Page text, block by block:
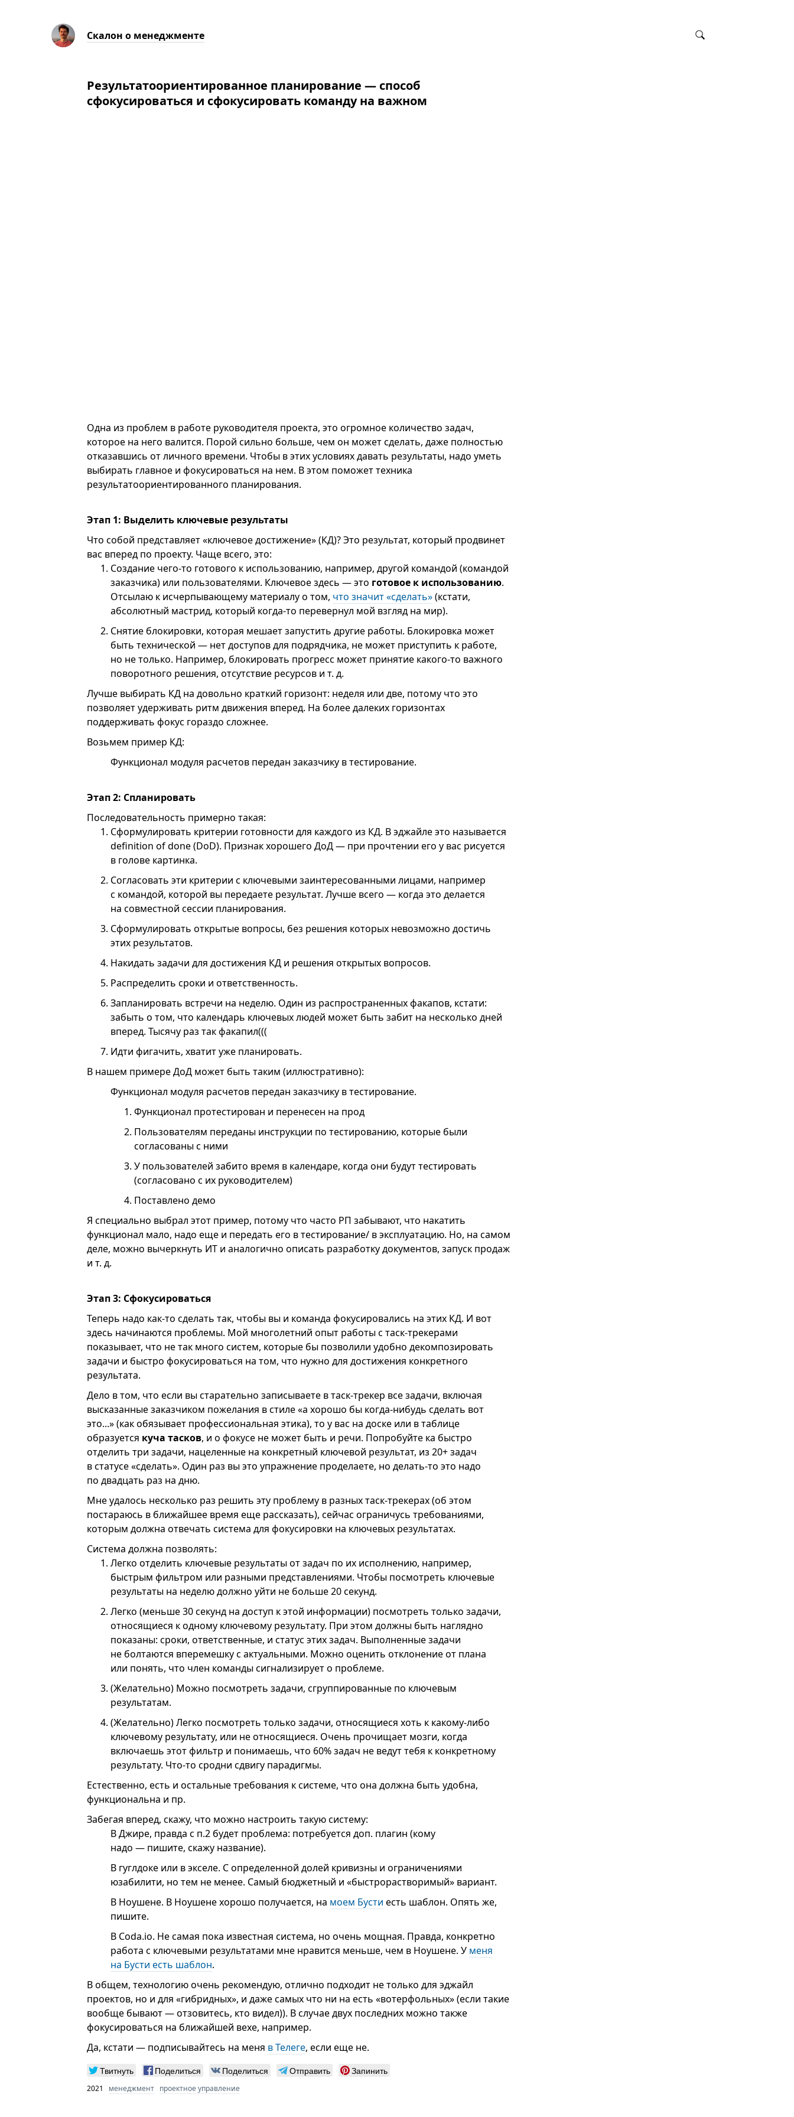
Скалон о менеджменте
Результатоориентированное планирование — способ
сфокусироваться и сфокусировать команду на важном
Одна из проблем в работе руководителя проекта, это огромное количество задач,
которое на него валится. Порой сильно больше, чем он может сделать, даже полностью
отказавшись от личного времени. Чтобы в этих условиях давать результаты, надо уметь
выбирать главное и фокусироваться на нем. В этом поможет техника
результатоориентированного планирования.
Этап 1: Выделить ключевые результаты
Что собой представляет «ключевое достижение» (КД)? Это результат, который продвинет
вас вперед по проекту. Чаще всего, это:
Создание чего-то готового к использованию, например, другой командой (командой
заказчика) или пользователями. Ключевое здесь — это готовое к использованию.
Отсылаю к исчерпывающему материалу о том, что значит «сделать»(кстати,
абсолютный мастрид, который когда-то перевернул мой взгляд на мир).
Снятие блокировки, которая мешает запустить другие работы. Блокировка может
быть технической — нет доступов для подрядчика, не может приступить к работе,
но не только. Например, блокировать прогресс может принятие какого-то важного
поворотного решения, отсутствие ресурсов и т. д.
Лучше выбирать КД на довольно краткий горизонт: неделя или две, потому что это
позволяет удерживать ритм движения вперед. На более далеких горизонтах
поддерживать фокус гораздо сложнее.
Возьмем пример КД:
Функционал модуля расчетов передан заказчику в тестирование.
Этап 2: Спланировать
Последовательность примерно такая:
Сформулировать критерии готовности для каждого из КД. В эджайле это называется
definition of done (DoD). Признак хорошего ДоД — при прочтении его у вас рисуется
в голове картинка.
Согласовать эти критерии с ключевыми заинтересованными лицами, например
с командой, которой вы передаете результат. Лучше всего — когда это делается
на совместной сессии планирования.
Сформулировать открытые вопросы, без решения которых невозможно достичь
этих результатов.
Накидать задачи для достижения КД и решения открытых вопросов.
Распределить сроки и ответственность.
Запланировать встречи на неделю. Один из распространенных факапов, кстати:
забыть о том, что календарь ключевых людей может быть забит на несколько дней
вперед. Тысячу раз так факапил(((
Идти фигачить, хватит уже планировать.
В нашем примере ДоД может быть таким (иллюстративно):
Функционал модуля расчетов передан заказчику в тестирование.
Функционал протестирован и перенесен на прод
Пользователям переданы инструкции по тестированию, которые были
согласованы с ними
У пользователей забито время в календаре, когда они будут тестировать
(согласовано с их руководителем)
Поставлено демо
Я специально выбрал этот пример, потому что часто РП забывают, что накатить
функционал мало, надо еще и передать его в тестирование/ в эксплуатацию. Но, на самом
деле, можно вычеркнуть ИТ и аналогично описать разработку документов, запуск продаж
и т. д.
Этап 3: Сфокусироваться
Теперь надо как-то сделать так, чтобы вы и команда фокусировались на этих КД. И вот
здесь начинаются проблемы. Мой многолетний опыт работы с таск-трекерами
показывает, что не так много систем, которые бы позволили удобно декомпозировать
задачи и быстро фокусироваться на том, что нужно для достижения конкретного
результата.
Дело в том, что если вы старательно записываете в таск-трекер все задачи, включая
высказанные заказчиком пожелания в стиле «а хорошо бы когда-нибудь сделать вот
это...» (как обязывает профессиональная этика), то у вас на доске или в таблице
образуется куча тасков, и о фокусе не может быть и речи. Попробуйте ка быстро
отделить три задачи, нацеленные на конкретный ключевой результат, из 20+ задач
в статусе «сделать». Один раз вы это упражнение проделаете, но делать-то это надо
по двадцать раз на дню.
Мне удалось несколько раз решить эту проблему в разных таск-трекерах (об этом
постараюсь в ближайшее время еще рассказать), сейчас ограничусь требованиями,
которым должна отвечать система для фокусировки на ключевых результатах.
Система должна позволять:
Легко отделить ключевые результаты от задач по их исполнению, например,
быстрым фильтром или разными представлениями. Чтобы посмотреть ключевые
результаты на неделю должно уйти не больше 20 секунд.
Легко (меньше 30 секунд на доступ к этой информации) посмотреть только задачи,
относящиеся к одному ключевому результату. При этом должны быть наглядно
показаны: сроки, ответственные, и статус этих задач. Выполненные задачи
не болтаются вперемешку с актуальными. Можно оценить отклонение от плана
или понять, что член команды сигнализирует о проблеме.
(Желательно) Можно посмотреть задачи, сгруппированные по ключевым
результатам.
(Желательно) Легко посмотреть только задачи, относящиеся хоть к какому-либо
ключевому результату, или не относящиеся. Очень прочищает мозги, когда
включаешь этот фильтр и понимаешь, что 60% задач не ведут тебя к конкретному
результату. Что-то сродни сдвигу парадигмы.
Естественно, есть и остальные требования к системе, что она должна быть удобна,
функциональна и пр.
Забегая вперед, скажу, что можно настроить такую систему:
В Джире, правда с п.2 будет проблема: потребуется доп. плагин (кому
надо — пишите, скажу название).
В гуглдоке или в экселе. С определенной долей кривизны и ограничениями
юзабилити, но тем не менее. Самый бюджетный и «быстрорастворимый» вариант.
В Ноушене. В Ноушене хорошо получается, на моем Бусти есть шаблон. Опять же,
пишите.
В Coda.io. Не самая пока известная система, но очень мощная. Правда, конкретно
работа с ключевыми результатами мне нравится меньше, чем в Ноушене. У меня
на Бусти есть шаблон.
В общем, технологию очень рекомендую, отлично подходит не только для эджайл
проектов, но и для «гибридных», и даже самых что ни на есть «вотерфольных» (если такие
вообще бывают — отзовитесь, кто видел)). В случае двух последних можно также
фокусироваться на ближайшей вехе, например.
Да, кстати — подписывайтесь на меня в Телеге, если еще не.
Твитнуть Поделиться Поделиться Отправить Запинить
2021 менеджмент проектное управление